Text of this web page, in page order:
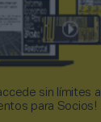
sin límites
para Socios!​​​​​​​